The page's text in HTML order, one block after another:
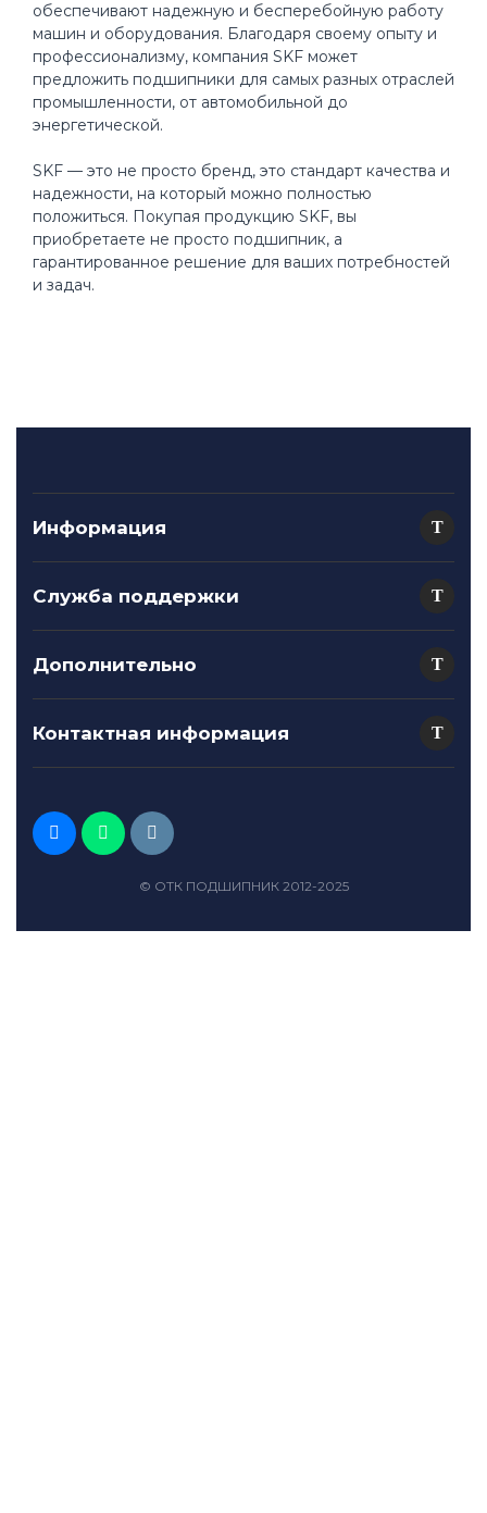
обеспечивают надежную и бесперебойную работу
машин и оборудования. Благодаря своему опыту и
профессионализму, компания SKF может
предложить подшипники для самых разных отраслей
промышленности, от автомобильной до
энергетической.
SKF — это не просто бренд, это стандарт качества и
надежности, на который можно полностью
положиться. Покупая продукцию SKF, вы
приобретаете не просто подшипник, а
гарантированное решение для ваших потребностей
и задач.
Информация
Служба поддержки
Дополнительно
Контактная информация
© ОТК ПОДШИПНИК 2012-2025